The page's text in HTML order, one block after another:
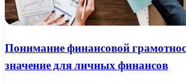
Понимание финансовой
значение для личных финансов